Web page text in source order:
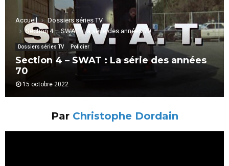
Accueil
Dossiers séries TV
Section 4 – SWAT : La série des années 70
Dossiers séries TV Policier
Section 4 – SWAT : La série des années
70
15 octobre 2022
Par Christophe Dordain